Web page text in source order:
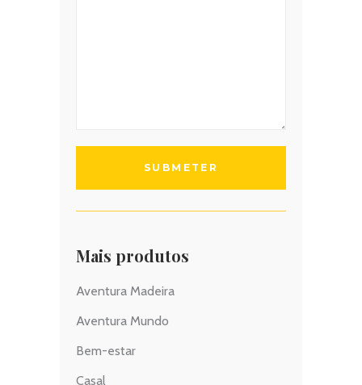
Mais produtos
Aventura Madeira
Aventura Mundo
Bem-estar
Casal